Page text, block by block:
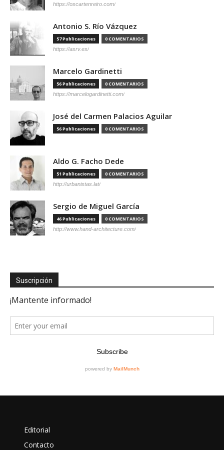
https://oscartenreiro.com/
Antonio S. Río Vázquez
57 Publicaciones 0 COMENTARIOS
https://asrv.es/
Marcelo Gardinetti
56 Publicaciones 0 COMENTARIOS
https://marcelogardinetti.com/
José del Carmen Palacios Aguilar
56 Publicaciones 0 COMENTARIOS
Aldo G. Facho Dede
51 Publicaciones 0 COMENTARIOS
http://urbanistas.lat/
Sergio de Miguel García
46 Publicaciones 0 COMENTARIOS
http://www.hand-architecture.com/
Suscripción
Editorial
Contacto